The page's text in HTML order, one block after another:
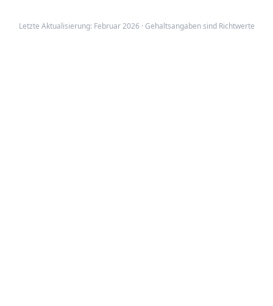
Letzte Aktualisierung: Februar 2026 · Gehaltsangaben sind Richtwerte